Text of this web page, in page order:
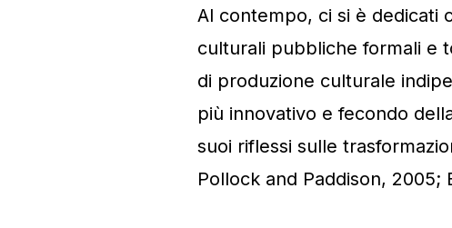
Al contempo, ci si è dedicati
culturali pubbliche formali e
di produzione culturale
più innovativo e fecondo
suoi riflessi sulle
Pollock and Paddison, 2005;